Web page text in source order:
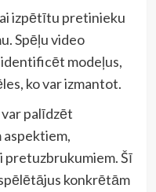
izpētītu pretinieku
Spēļu video
modeļus,
ko var izmantot.
palīdzēt
pretuzbrukumiem. Šī
konkrētām